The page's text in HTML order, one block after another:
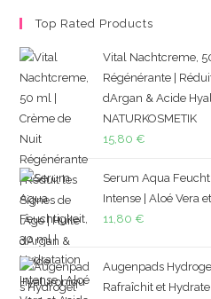
Top Rated Products
Vital Nachtcreme,
Régénérante |
dArgan & Acide
NATURKOSMETIK
15,80 €
Serum Aqua
Intense | Aloé Vera
11,80 €
Augenpads
Rafraîchit et